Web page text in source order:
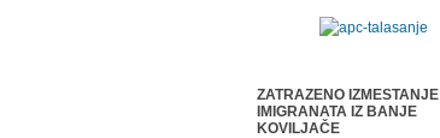
ZATRAZENO IZMESTANJE
IMIGRANATA IZ BANJE
KOVILJAČE